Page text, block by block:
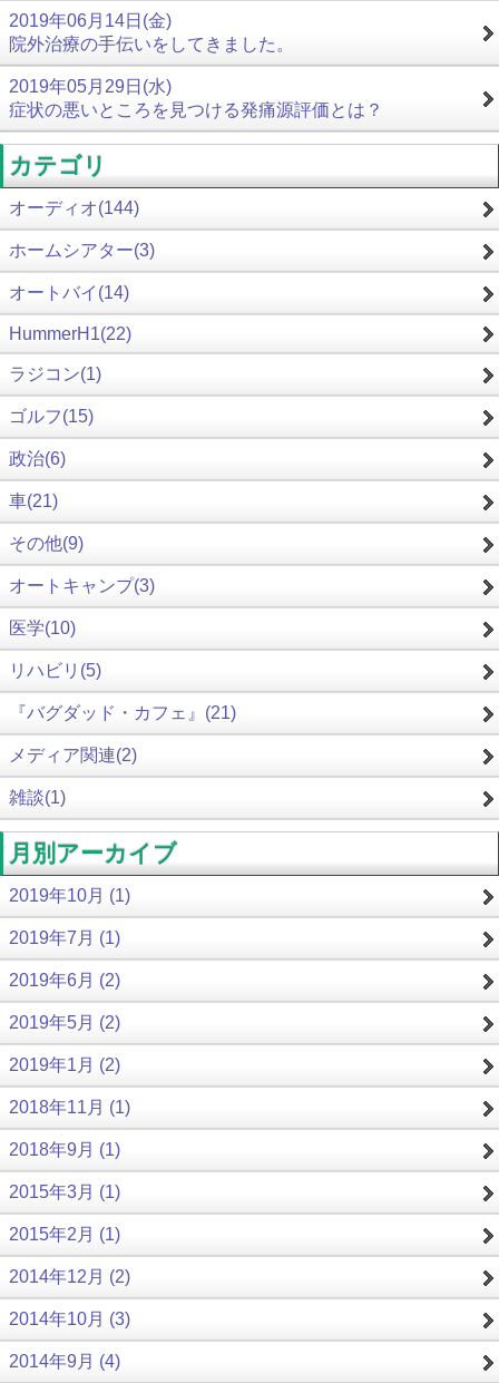
2019年06月14日(金)
院外治療の手伝いをしてきました。
2019年05月29日(水)
症状の悪いところを見つける発痛源評価とは？
カテゴリ
オーディオ(144)
ホームシアター(3)
オートバイ(14)
HummerH1(22)
ラジコン(1)
ゴルフ(15)
政治(6)
車(21)
その他(9)
オートキャンプ(3)
医学(10)
リハビリ(5)
『バグダッド・カフェ』(21)
メディア関連(2)
雑談(1)
月別アーカイブ
2019年10月 (1)
2019年7月 (1)
2019年6月 (2)
2019年5月 (2)
2019年1月 (2)
2018年11月 (1)
2018年9月 (1)
2015年3月 (1)
2015年2月 (1)
2014年12月 (2)
2014年10月 (3)
2014年9月 (4)